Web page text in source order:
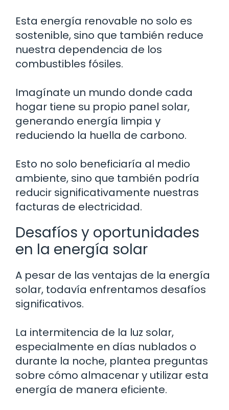
Esta energía renovable no solo es
sostenible, sino que también reduce
nuestra dependencia de los
combustibles fósiles.
Imagínate un mundo donde cada
hogar tiene su propio panel solar,
generando energía limpia y
reduciendo la huella de carbono.
Esto no solo beneficiaría al medio
ambiente, sino que también podría
reducir significativamente nuestras
facturas de electricidad.
Desafíos y oportunidades
en la energía solar
A pesar de las ventajas de la energía
solar, todavía enfrentamos desafíos
significativos.
La intermitencia de la luz solar,
especialmente en días nublados o
durante la noche, plantea preguntas
sobre cómo almacenar y utilizar esta
energía de manera eficiente.